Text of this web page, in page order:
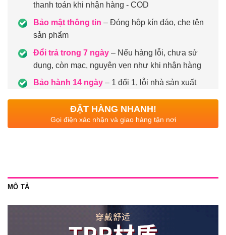
thanh toán khi nhận hàng - COD
Bảo mật thông tin – Đóng hộp kín đáo, che tên
sản phẩm
Đổi trả trong 7 ngày– Nếu hàng lỗi, chưa sử
dụng, còn mạc, nguyên vẹn như khi nhận hàng
Bảo hành 14 ngày– 1 đổi 1, lỗi nhà sản xuất
ĐẶT HÀNG NHANH!
Gọi điện xác nhận và giao hàng tận nơi
MÔ TẢ